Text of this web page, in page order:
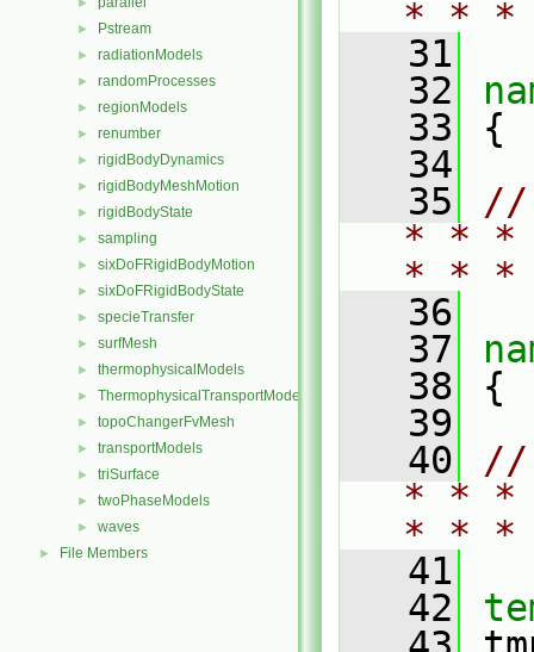
► Pstream
► radiationModels
► randomProcesses
► regionModels
► renumber
► rigidBodyDynamics
► rigidBodyMeshMotion
► rigidBodyState
► sampling
► sixDoFRigidBodyMotion
► sixDoFRigidBodyState
► specieTransfer
► surfMesh
► thermophysicalModels
► ThermophysicalTransportModels
► topoChangerFvMesh
► transportModels
► triSurface
► twoPhaseModels
► waves
► File Members
* *
   31
   32
   33
{
   34
   35
//
* * *
* *
   36
   37
   38
{
   39
   40
//
* * *
* *
   41
   42